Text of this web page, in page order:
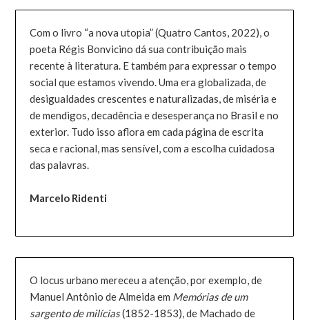
Com o livro “a nova utopia” (Quatro Cantos, 2022), o
poeta Régis Bonvicino dá sua contribuição mais
recente à literatura. E também para expressar o tempo
social que estamos vivendo. Uma era globalizada, de
desigualdades crescentes e naturalizadas, de miséria e
de mendigos, decadência e desesperança no Brasil e no
exterior. Tudo isso aflora em cada página de escrita
seca e racional, mas sensível, com a escolha cuidadosa
das palavras.
Marcelo Ridenti
O locus urbano mereceu a atenção, por exemplo, de
Manuel Antônio de Almeida em Memórias de um
sargento de milícias(1852-1853), de Machado de